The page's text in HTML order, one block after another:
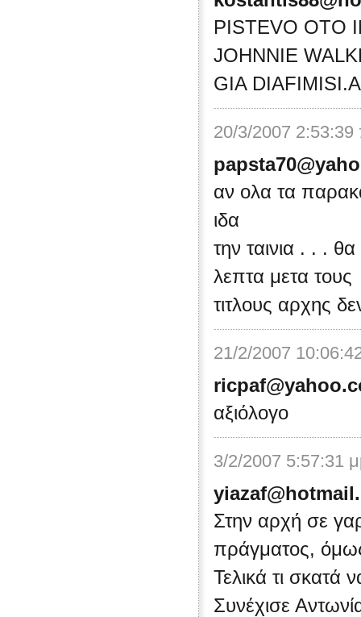
PISTEVO OTO
JOHNNIE
GIA
20/3/2007 2:53:39
αν ολα τα
ιδα
την ταινια . . .
λεπτα μετα τους
τιτλους αρχης
21/2/2007
αξιόλογο
3/2/2007 5:57:31
Στην αρχή σε
πράγματος,
Τελικά τι
Συνέχισε